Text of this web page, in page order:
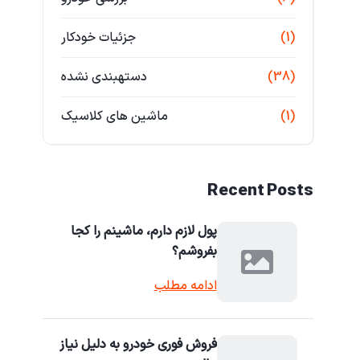
جزئیات خودکار (1)
دستهبندی نشده (38)
ماشین های کلاسیک (1)
Recent Posts
پول لازم دارم، ماشینم را کجا
بفروشم؟
ادامه مطلب
فروش فوری خودرو به دلیل نیاز